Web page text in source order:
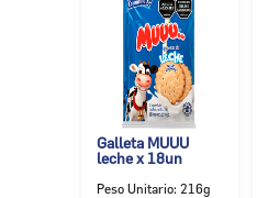
Galleta MUUU
leche x 18un
Peso Unitario: 216g